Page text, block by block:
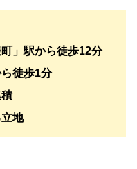
」駅から徒歩12分
徒歩1分
地